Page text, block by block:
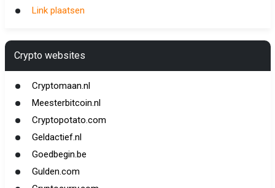
Link plaatsen
Crypto websites
Cryptomaan.nl
Meesterbitcoin.nl
Cryptopotato.com
Geldactief.nl
Goedbegin.be
Gulden.com